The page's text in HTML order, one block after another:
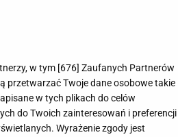
w tym [676] Zaufanych Partnerów
przetwarzać Twoje dane osobowe takie
w tych plikach do celów
do Twoich zainteresowań i preferencji
Wyrażenie zgody jest